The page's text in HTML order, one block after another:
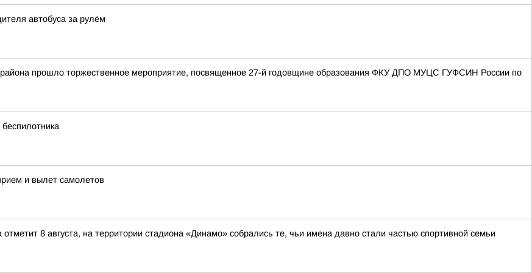
автобуса за рулём
прошло торжественное мероприятие, посвященное 27-й годовщине образования ФКУ ДПО МУЦС ГУФСИН России по
и вылет самолетов
8 августа, на территории стадиона «Динамо» собрались те, чьи имена давно стали частью спортивной семьи